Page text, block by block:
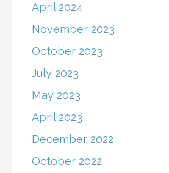
April 2024
November 2023
October 2023
July 2023
May 2023
April 2023
December 2022
October 2022